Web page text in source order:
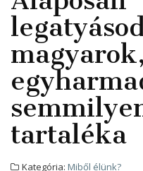
magyarok,
tartaléka
Kategória: Miből élünk?